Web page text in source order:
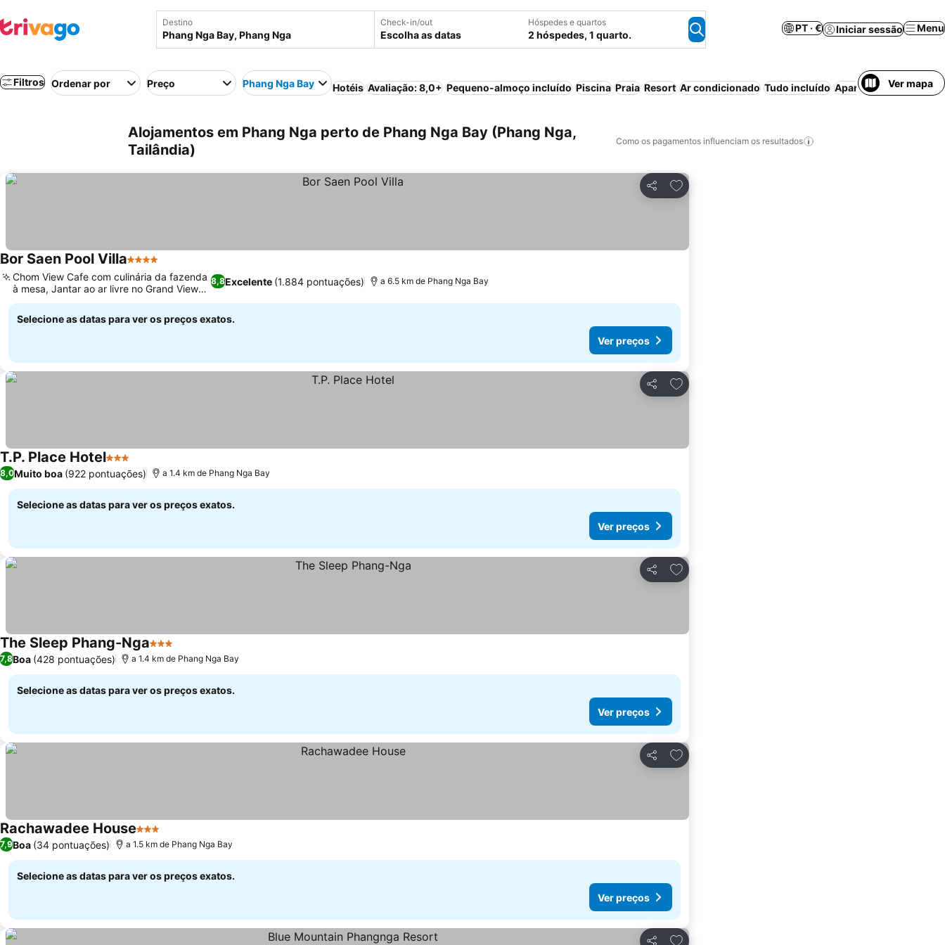
Destino Check-in/out
Escolha as datas
Hóspedes e quartos
2 hóspedes, 1 quarto.
PT · € Iniciar sessão Menu
Filtros Ordenar por Preço Phang Nga Bay Hotéis Avaliação: 8,0+ Pequeno-almoço incluído Piscina Praia Resort Ar condicionado Tudo incluído Aparthotel Meia-
Ver mapa
Alojamentos em Phang Nga perto de Phang Nga Bay (Phang Nga,
Tailândia)
Como os pagamentos influenciam os resultados
Partilhar
Adicionar aos favoritos
Bor Saen Pool Villa4 Estrelas
8,8Excelente (1.884 pontuações)
Chom View Cafe com culinária da fazenda
à mesa, Jantar ao ar livre no Grand View
Restaurant
a 6.5 km de Phang Nga Bay
Selecione as datas para ver os preços exatos.
Ver preços
Partilhar
Adicionar aos favoritos
T.P. Place Hotel3 EstrelasVer preços
8,0Muito boa (922 pontuações) a 1.4 km de Phang Nga Bay
Selecione as datas para ver os preços exatos.
Ver preços
Partilhar
Adicionar aos favoritos
The Sleep Phang-Nga3 Estrelas
7,8Boa (428 pontuações) a 1.4 km de Phang Nga Bay
Selecione as datas para ver os preços exatos.
Ver preços
Partilhar
Adicionar aos favoritos
Rachawadee House3 Estrelas
7,9Boa (34 pontuações) a 1.5 km de Phang Nga Bay
Selecione as datas para ver os preços exatos.
Ver preços
Adicionar aos favoritos